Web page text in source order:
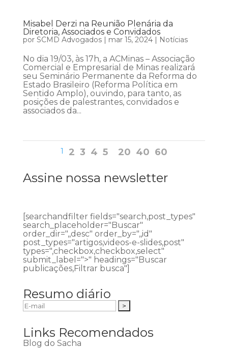
Misabel Derzi na Reunião Plenária da
Diretoria, Associados e Convidados
por SCMD Advogados| mar 15, 2024| Notícias
No dia 19/03, às 17h, a ACMinas – Associação
Comercial e Empresarial de Minas realizará
seu Seminário Permanente da Reforma do
Estado Brasileiro (Reforma Política em
Sentido Amplo), ouvindo, para tanto, as
posições de palestrantes, convidados e
associados da...
1 2 3 4 5 20 40 60
Assine nossa newsletter
[searchandfilter fields="search,post_types"
search_placeholder="Buscar"
order_dir=",,desc" order_by=",,id"
post_types="artigos,videos-e-slides,post"
types=",checkbox,checkbox,select"
submit_label=">" headings="Buscar
publicações,Filtrar busca"]
Resumo diário
Links Recomendados
Blog do Sacha